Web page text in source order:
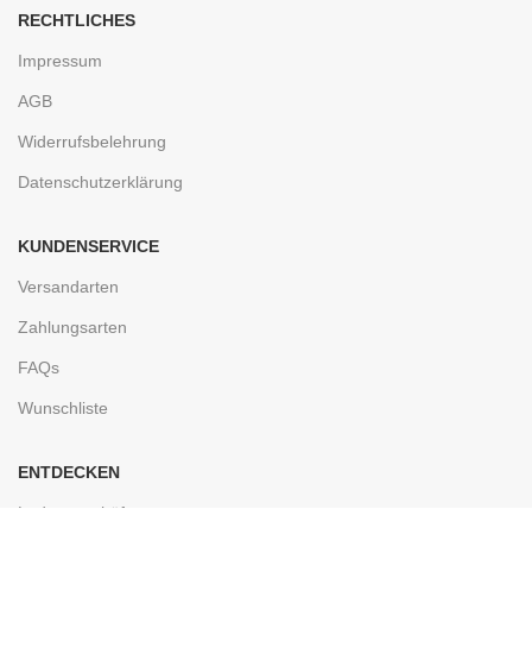
RECHTLICHES
Impressum
AGB
Widerrufsbelehrung
Datenschutzerklärung
KUNDENSERVICE
Versandarten
Zahlungsarten
FAQs
Wunschliste
ENTDECKEN
Ladengeschäft